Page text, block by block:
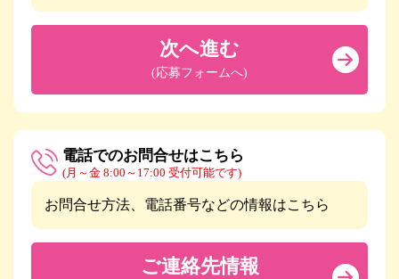
次へ進む
(応募フォームへ)
電話でのお問合せはこちら
(月～金 8:00～17:00 受付可能です)
お問合せ方法、電話番号などの情報はこちら
ご連絡先情報